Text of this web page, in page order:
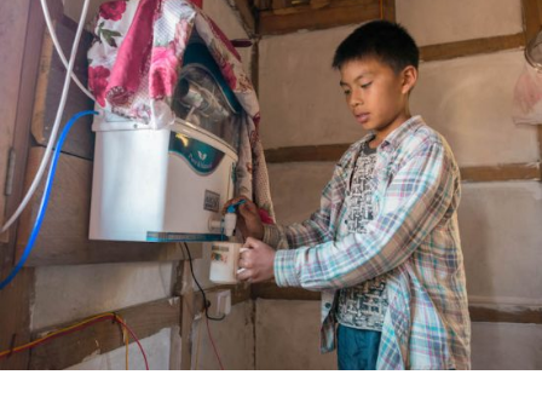
Wir erhalten 82.150 € für Trinkwasserprojekte in
Bhutan!
Projekte in Bhutan